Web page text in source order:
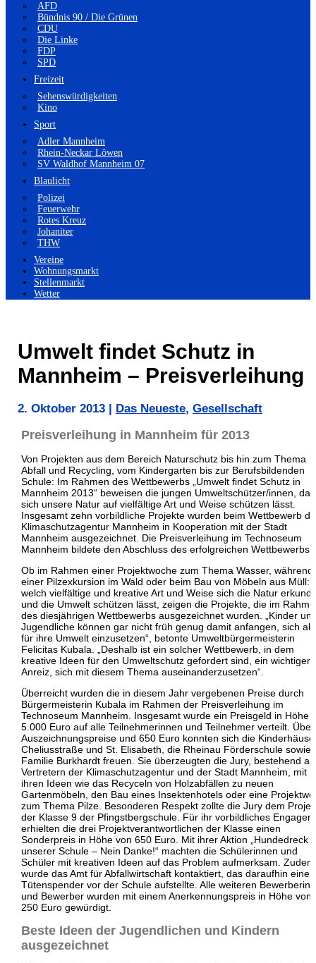
AFD
Bündnis 90 / Die Grünen
CDU
Die Linke
FDP
SPD
Freizeit
Sehenswürdigkeiten
Kino
Sport
Adler Mannheim
Rhein-Neckar Löwen
SV Waldhof Mannheim 07
Blaulicht
Polizei
Feuerwehr
Rotes Kreuz
Johaniter
THW
Vereine
Wohnungsmarkt
Stellenmarkt
Wetter
Umwelt findet Schutz in
Mannheim – Preisverleihung
2. Oktober 2013 Das Neueste, Gesellschaft
Preisverleihung in Mannheim für 2013
Von Projekten aus dem Bereich Naturschutz bis hin zum Thema
Abfall und Recycling, vom Kindergarten bis zur Berufsbildenden
Schule: Im Rahmen des Wettbewerbs „Umwelt findet Schutz in
Mannheim 2013“ beweisen die jungen Umweltschützer/innen,
sich unsere Natur auf vielfältige Art und Weise schützen lässt.
Insgesamt zehn vorbildliche Projekte wurden beim Wettbewerb
Klimaschutzagentur Mannheim in Kooperation mit der Stadt
Mannheim ausgezeichnet. Die Preisverleihung im Technoseum
Mannheim bildete den Abschluss des erfolgreichen Wettbewerbs.
Ob im Rahmen einer Projektwoche zum Thema Wasser, während
einer Pilzexkursion im Wald oder beim Bau von Möbeln aus Müll:
welch vielfältige und kreative Art und Weise sich die Natur
und die Umwelt schützen lässt, zeigen die Projekte, die im
des diesjährigen Wettbewerbs ausgezeichnet wurden. „Kinder
Jugendliche können gar nicht früh genug damit anfangen, sich
für ihre Umwelt einzusetzen“, betonte Umweltbürgermeisterin
Felicitas Kubala. „Deshalb ist ein solcher Wettbewerb, in dem
kreative Ideen für den Umweltschutz gefordert sind, ein wichtiger
Anreiz, sich mit diesem Thema auseinanderzusetzen“.
Überreicht wurden die in diesem Jahr vergebenen Preise durch
Bürgermeisterin Kubala im Rahmen der Preisverleihung im
Technoseum Mannheim. Insgesamt wurde ein Preisgeld in Höhe
5.000 Euro auf alle Teilnehmerinnen und Teilnehmer verteilt. Über
Auszeichnungspreise und 650 Euro konnten sich die
Cheliusstraße und St. Elisabeth, die Rheinau Förderschule sowie
Familie Burkhardt freuen. Sie überzeugten die Jury, bestehend
Vertretern der Klimaschutzagentur und der Stadt Mannheim, mit
ihren Ideen wie das Recyceln von Holzabfällen zu neuen
Gartenmöbeln, den Bau eines Insektenhotels oder eine
zum Thema Pilze. Besonderen Respekt zollte die Jury dem
der Klasse 9 der Pfingstbergschule. Für ihr vorbildliches
erhielten die drei Projektverantwortlichen der Klasse einen
Sonderpreis in Höhe von 650 Euro. Mit ihrer Aktion „Hundedreck
unserer Schule – Nein Danke!“ machten die Schülerinnen und
Schüler mit kreativen Ideen auf das Problem aufmerksam. Zudem
wurde das Amt für Abfallwirtschaft kontaktiert, das daraufhin einen
Tütenspender vor der Schule aufstellte. Alle weiteren
und Bewerber wurden mit einem Anerkennungspreis in Höhe von
250 Euro gewürdigt.
Beste Ideen der Jugendlichen und Kindern
ausgezeichnet